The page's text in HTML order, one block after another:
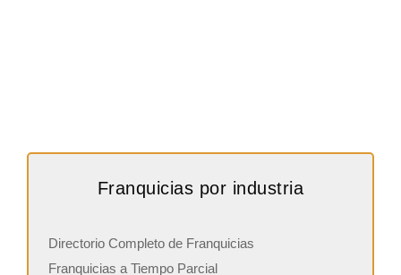
Franquicias por industria
Directorio Completo de Franquicias
Franquicias a Tiempo Parcial